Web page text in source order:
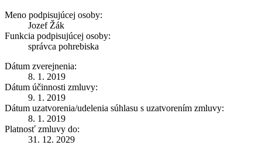
Meno podpisujúcej osoby:
Jozef Žák
Funkcia podpisujúcej osoby:
správca pohrebiska
Dátum zverejnenia:
8. 1. 2019
Dátum účinnosti zmluvy:
9. 1. 2019
Dátum uzatvorenia/udelenia súhlasu s uzatvorením zmluvy:
8. 1. 2019
Platnosť zmluvy do:
31. 12. 2029